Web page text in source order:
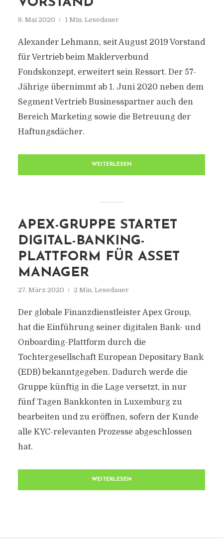
VORSTAND
8. Mai 2020 1 Min. Lesedauer
Alexander Lehmann, seit August 2019 Vorstand
für Vertrieb beim Maklerverbund
Fondskonzept, erweitert sein Ressort. Der 57-
Jährige übernimmt ab 1. Juni 2020 neben dem
Segment Vertrieb Businesspartner auch den
Bereich Marketing sowie die Betreuung der
Haftungsdächer.
WEITERLESEN
APEX-GRUPPE STARTET
DIGITAL-BANKING-
PLATTFORM FÜR ASSET
MANAGER
27. März 2020 2 Min. Lesedauer
Der globale Finanzdienstleister Apex Group,
hat die Einführung seiner digitalen Bank- und
Onboarding-Plattform durch die
Tochtergesellschaft European Depositary Bank
(EDB) bekanntgegeben. Dadurch werde die
Gruppe künftig in die Lage versetzt, in nur
fünf Tagen Bankkonten in Luxemburg zu
bearbeiten und zu eröffnen, sofern der Kunde
alle KYC-relevanten Prozesse abgeschlossen
hat.
WEITERLESEN